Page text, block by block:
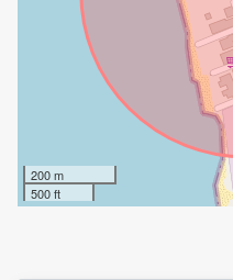
200 m
500 ft